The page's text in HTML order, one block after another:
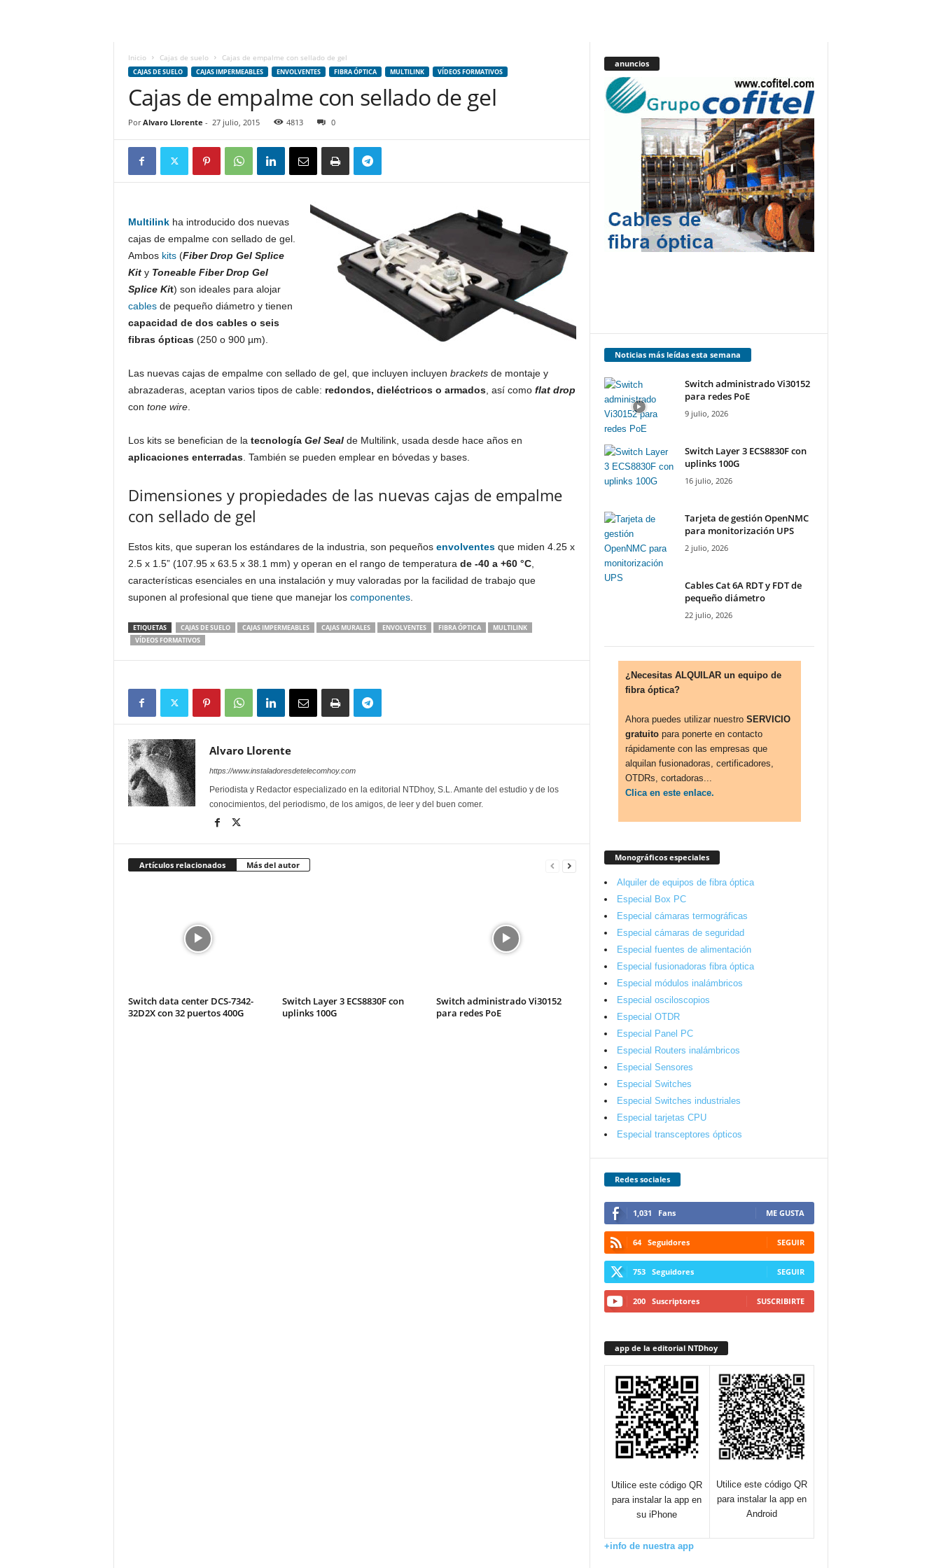
o
Inicio Cajas de suelo Cajas de empalme con sellado de gel
CAJAS DE SUELO CAJAS IMPERMEABLES ENVOLVENTES FIBRA ÓPTICA MULTILINK VÍDEOS FORMATIVOS
Cajas de empalme con sellado de gel
Por Alvaro Llorente - 27 julio, 2015 4813 0
Multilinkha introducido dos nuevas
cajas de empalme con sellado de gel.
Ambos kits(Fiber Drop Gel Splice
Kity Toneable Fiber Drop Gel
Splice Kit) son ideales para alojar
cablesde pequeño diámetro y tienen
capacidad de dos cables o seis
fibras ópticas(250 o 900 µm).
Las nuevas cajas de empalme con sellado de gel, que incluyen incluyen bracketsde montaje y
abrazaderas, aceptan varios tipos de cable: redondos, dieléctricos o armados, así como flat drop
con tone wire.
Los kits se benefician de la tecnología Gel Sealde Multilink, usada desde hace años en
aplicaciones enterradas. También se pueden emplear en bóvedas y bases.
Dimensiones y propiedades de las nuevas cajas de empalme
con sellado de gel
Estos kits, que superan los estándares de la industria, son pequeños envolventesque miden 4.25 x
2.5 x 1.5” (107.95 x 63.5 x 38.1 mm) y operan en el rango de temperatura de -40 a +60 °C,
características esenciales en una instalación y muy valoradas por la facilidad de trabajo que
suponen al profesional que tiene que manejar los componentes.
ETIQUETAS CAJAS DE SUELO CAJAS IMPERMEABLES CAJAS MURALES ENVOLVENTES FIBRA ÓPTICA
MULTILINK
VÍDEOS FORMATIVOS
Alvaro Llorente
https://www.instaladoresdetelecomhoy.com
Periodista y Redactor especializado en la editorial NTDhoy, S.L. Amante del estudio y de los
conocimientos, del periodismo, de los amigos, de leer y del buen comer.
Artículos relacionados Más del autor
Switch data center DCS-7342-
32D2X con 32 puertos 400G
Switch Layer 3 ECS8830F con
uplinks 100G
Switch administrado Vi30152
para redes PoE
anuncios
Noticias más leídas esta semana
Switch administrado Vi30152
para redes PoE
9 julio, 2026
Switch Layer 3 ECS8830F con
uplinks 100G
16 julio, 2026
Tarjeta de gestión OpenNMC
para monitorización UPS
2 julio, 2026
Cables Cat 6A RDT y FDT de
pequeño diámetro
22 julio, 2026
¿Necesitas ALQUILAR un equipo de
fibra óptica?
Ahora puedes utilizar nuestro SERVICIO
gratuitopara ponerte en contacto
rápidamente con las empresas que
alquilan fusionadoras, certificadores,
OTDRs, cortadoras...
Clica en este enlace.
Monográficos especiales
Alquiler de equipos de fibra óptica
Especial Box PC
Especial cámaras termográficas
Especial cámaras de seguridad
Especial fuentes de alimentación
Especial fusionadoras fibra óptica
Especial módulos inalámbricos
Especial osciloscopios
Especial OTDR
Especial Panel PC
Especial Routers inalámbricos
Especial Sensores
Especial Switches
Especial Switches industriales
Especial tarjetas CPU
Especial transceptores ópticos
Redes sociales
1,031 Fans ME GUSTA
64 Seguidores SEGUIR
753 Seguidores SEGUIR
200 Suscriptores SUSCRIBIRTE
app de la editorial NTDhoy
Utilice este código QR
para instalar la app en
su iPhone
Utilice este código QR
para instalar la app en
Android
+info de nuestra app